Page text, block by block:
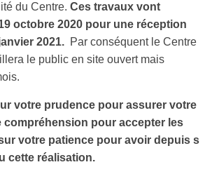
du Centre. Ces travaux vont
octobre 2020 pour une réception
2021. Par conséquent le Centre
le public en site ouvert mais
votre prudence pour assurer votre
compréhension pour accepter les
votre patience pour avoir depuis s
cette réalisation.